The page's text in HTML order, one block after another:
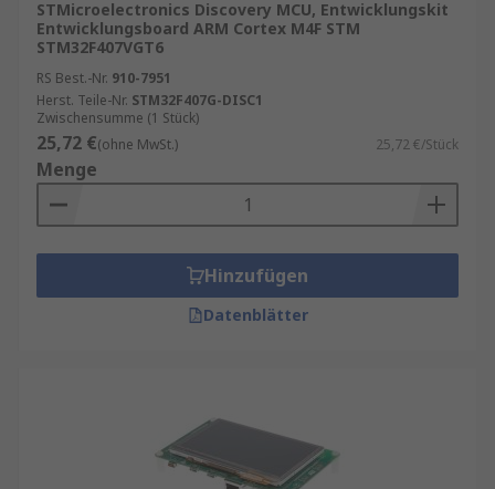
STMicroelectronics Discovery MCU, Entwicklungskit
Entwicklungsboard ARM Cortex M4F STM
STM32F407VGT6
RS Best.-Nr. 910-7951
Herst. Teile-Nr. STM32F407G-DISC1
Zwischensumme (1 Stück)
25,72 €(ohne MwSt.) 25,72 €/Stück
Menge
Hinzufügen
Datenblätter